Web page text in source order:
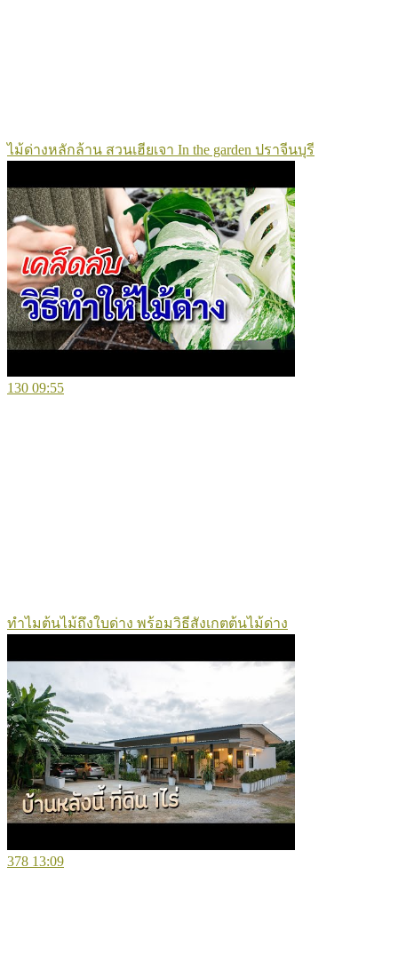
ไม้ด่างหลักล้าน สวนเฮียเจา In the garden ปราจีนบุรี
130 09:55
ทำไมต้นไม้ถึงใบด่าง พร้อมวิธีสังเกตต้นไม้ด่าง
378 13:09